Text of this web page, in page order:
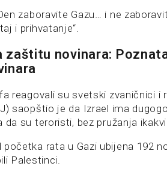
zaboravite Gazu… i ne
i prihvatanje“.
zaštitu novinara:
reagovali su svetski zvaničnici
saopštio je da Izrael ima
da su teroristi, bez pružanja
početka rata u Gazi ubijena 192
Palestinci.